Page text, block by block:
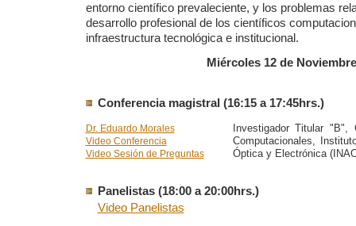
entorno científico prevaleciente, y los problemas
desarrollo profesional de los científicos
infraestructura tecnológica e institucional.
Miércoles 12 de Noviembre
Conferencia magistral (16:15 a 17:45hrs.)
Dr. Eduardo Morales
Video Conferencia
Video Sesión de Preguntas
Investigador Titular "B",
Computacionales,
Óptica y Electrónica
Panelistas (18:00 a 20:00hrs.)
Video Panelistas